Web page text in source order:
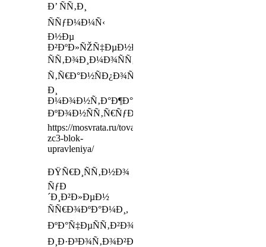
Ð’ ÑÑ‚Ð¸
ÑÑƒÐ¼Ð¼Ñ‹
Ð½Ðµ
Ð²ÐºÐ»ÑŽÑ‡ÐµÐ½Ð°
ÑÑ‚Ð¾Ð¸Ð¼Ð¾ÑÑ‚ÑŒ
Ñ‚Ñ€Ð°Ð½ÑÐ¿Ð¾Ñ€Ñ‚Ð¸Ñ€Ð¾Ð²ÐºÐ¸
Ð¸
Ð¼Ð¾Ð½Ñ‚Ð°Ð¶Ð°
ÐºÐ¾Ð½ÑÑ‚Ñ€ÑƒÐºÑ†Ð¸Ð¹
https://mosvrata.ru/tovar/came-
zc3-blok-
upravleniya/
ÐŸÑ€Ð¸ÑÑ‚Ð½Ð¾
ÑƒÐ
´Ð¸Ð²Ð»ÐµÐ½
ÑÑ€Ð¾ÐºÐ°Ð¼Ð¸,
ÐºÐ°Ñ‡ÐµÑÑ‚Ð²Ð¾Ð¼
Ð¸Ð·Ð³Ð¾Ñ‚Ð¾Ð²Ð»ÐµÐ½Ð¸Ñ